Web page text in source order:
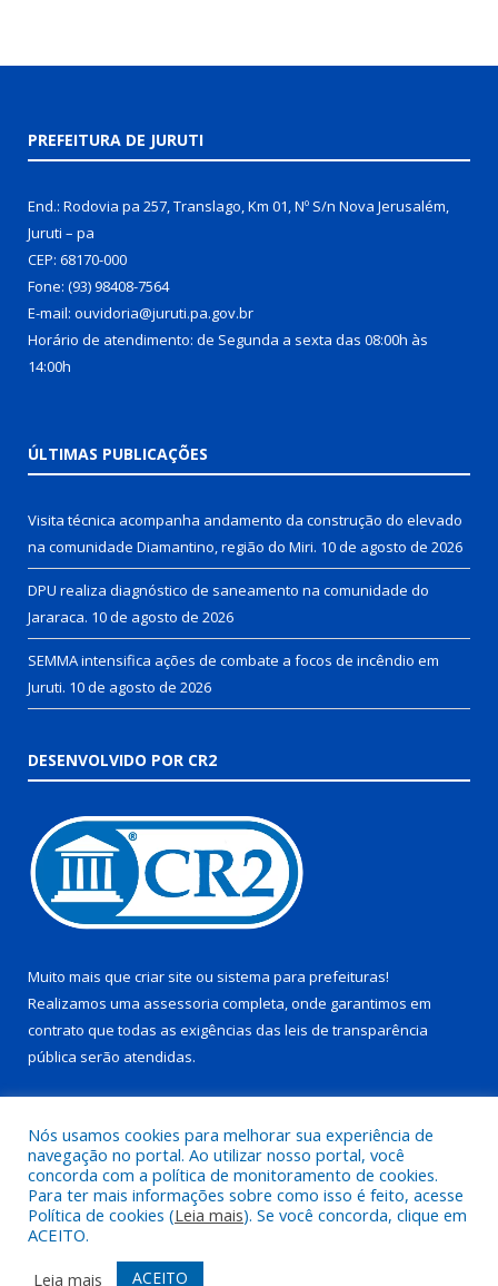
PREFEITURA DE JURUTI
End.: Rodovia pa 257, Translago, Km 01, Nº S/n Nova Jerusalém,
Juruti – pa
CEP: 68170-000
Fone: (93) 98408-7564
E-mail: ouvidoria@juruti.pa.gov.br
Horário de atendimento: de Segunda a sexta das 08:00h às
14:00h
ÚLTIMAS PUBLICAÇÕES
Visita técnica acompanha andamento da construção do elevado
na comunidade Diamantino, região do Miri. 10 de agosto de 2026
DPU realiza diagnóstico de saneamento na comunidade do
Jararaca. 10 de agosto de 2026
SEMMA intensifica ações de combate a focos de incêndio em
Juruti. 10 de agosto de 2026
DESENVOLVIDO POR CR2
Muito mais que criar site ou sistema para prefeituras!
Realizamos uma assessoria completa, onde garantimos em
contrato que todas as exigências das leis de transparência
pública serão atendidas.
Todos os direitos reservados a Prefeitura Municipal de Juruti.
Mapa do Site Acessar Área Administrativa
Nós usamos cookies para melhorar sua experiência de
navegação no portal. Ao utilizar nosso portal, você
concorda com a política de monitoramento de cookies.
Para ter mais informações sobre como isso é feito, acesse
Política de cookies (Leia mais). Se você concorda, clique em
ACEITO.
Leia mais
ACEITO